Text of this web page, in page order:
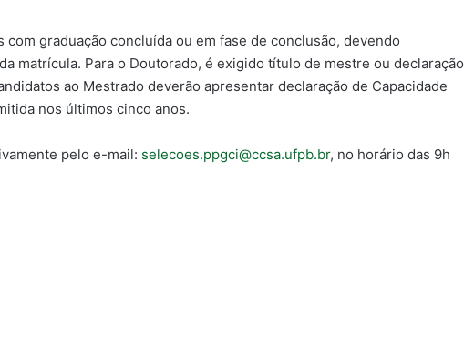
graduação concluída ou em fase de conclusão, devendo
matrícula. Para o Doutorado, é exigido título de mestre ou declaração
ao Mestrado deverão apresentar declaração de Capacidade
nos últimos cinco anos.
pelo e-mail: selecoes.ppgci@ccsa.ufpb.br, no horário das 9h